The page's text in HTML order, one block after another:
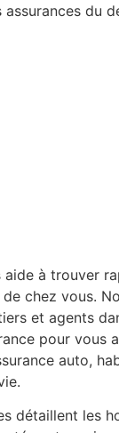
assurances du
aide à trouver
de chez vous.
et agents
pour vous
auto,
détaillent les